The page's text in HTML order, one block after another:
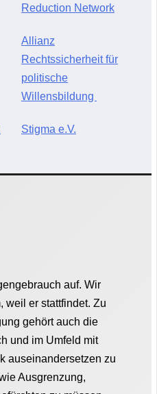
Reduction Network
Allianz
Rechtssicherheit für
politische
Willensbildung
Stigma e.V.
auf. Wir
weil er stattfindet. Zu
gehört auch die
und im Umfeld mit
auseinandersetzen zu
Ausgrenzung,